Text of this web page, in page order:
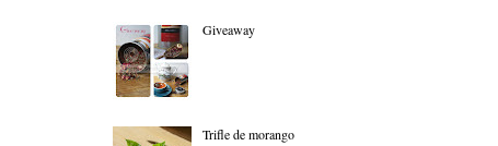
Giveaway
Trifle de morango